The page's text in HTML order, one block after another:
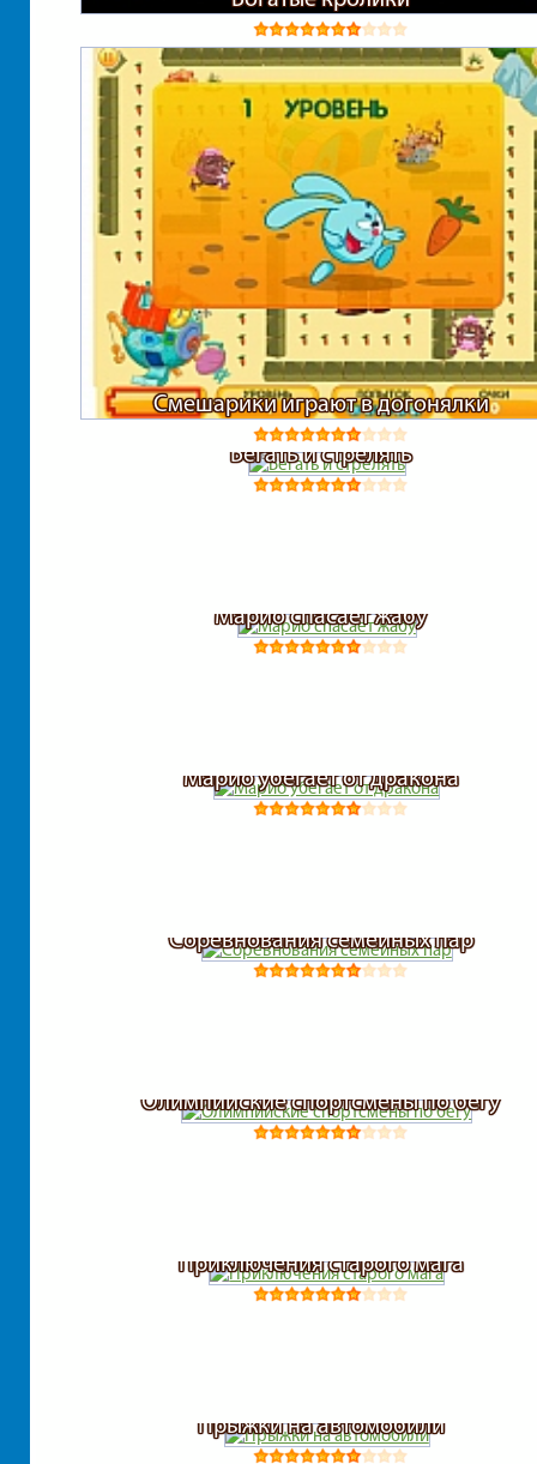
Смешарики играют в догонялки
Бегать и стрелять
Марио спасает жабу
Марио убегает от дракона
Соревнования семейных пар
Олимпийские спортсмены по бегу
Приключения старого мага
Прыжки на автомобили